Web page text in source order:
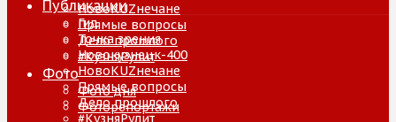
НовоKUZнечане
Прямые вопросы
Дело прошлого
#КузняРулит
Фото
Фото дня
Фоторепортажи
Публикации
Гид
Точка зрения
Новокузнецк-400
НовоKUZнечане
Прямые вопросы
Дело прошлого
#КузняРулит